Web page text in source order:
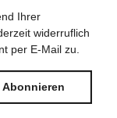
Ihrer
widerruflich
per E-Mail zu.
Abonnieren